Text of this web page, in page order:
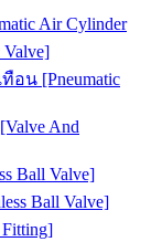
Air Cylinder
น [Pneumatic
And
Ball Valve]
Ball Valve]